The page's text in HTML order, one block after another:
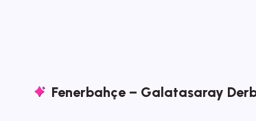
Fenerbahçe – Galatasaray